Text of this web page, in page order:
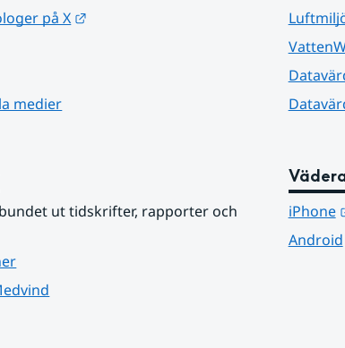
på X
medier
ut tidskrifter, rapporter och
iPhone
Android